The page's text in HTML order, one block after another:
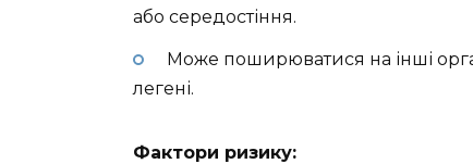
або середостіння.
Може поширюватися на інші
легені.
Фактори ризику: